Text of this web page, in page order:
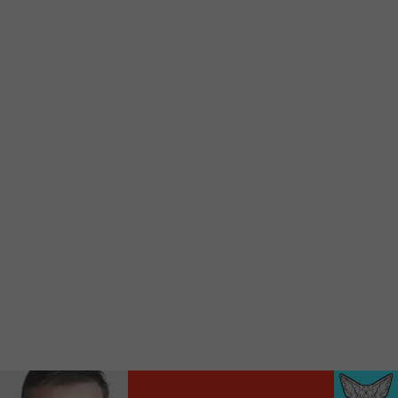
locale vous sont maintenant accessibles en un clic!